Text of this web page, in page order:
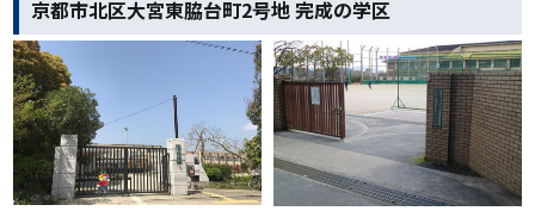
京都市北区大宮東脇台町2号地 完成の学区